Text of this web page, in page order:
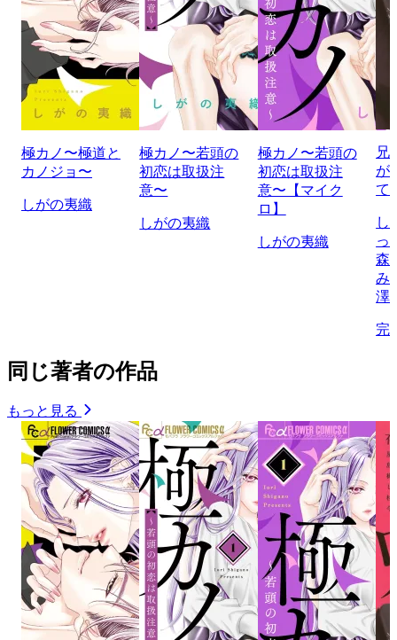
極カノ〜極道と
カノジョ〜
しがの夷織
極カノ〜若頭の
初恋は取扱注
意〜
しがの夷織
極カノ〜若頭の
初恋は取扱注
意〜【マイク
ロ】
しがの夷織
兄
が
て
し
っ
森
み
澤
完
同じ著者の作品
もっと見る